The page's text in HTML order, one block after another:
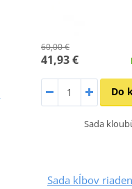
60,00 €
41,93 €
Do
Sada
Sada kĺbov